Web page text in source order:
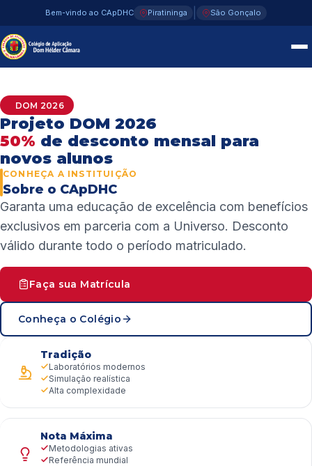
Bem-vindo ao CApDHC Piratininga São Gonçalo
02 / 04
Unidades
DOM 2026
Projeto DOM 2026
50% de desconto mensal para
novos alunos
CONHEÇA A INSTITUIÇÃO
Sobre o CApDHC
Garanta uma educação de excelência com benefícios
exclusivos em parceria com a Universo. Desconto
válido durante todo o período matriculado.
Faça sua Matrícula
Conheça o Colégio
Tradição
Laboratórios modernos
Simulação realística
Alta complexidade
Nota Máxima
Metodologias ativas
Referência mundial